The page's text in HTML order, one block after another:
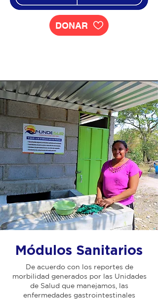
DONAR
Módulos Sanitarios
De acuerdo con los reportes de
morbilidad generados por las Unidades
de Salud que manejamos, las
enfermedades gastrointestinales